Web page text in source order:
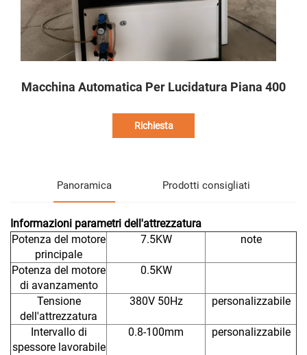
Macchina Automatica Per Lucidatura Piana 400
Richiesta
Panoramica Prodotti consigliati
Informazioni parametri dell'attrezzatura
Potenza del motore
principale
7.5KW note
Potenza del motore
di avanzamento
0.5KW
Tensione
dell'attrezzatura
380V 50Hz personalizzabile
Intervallo di
spessore lavorabile
0.8-100mm personalizzabile